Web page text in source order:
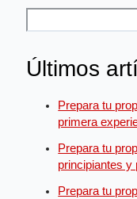
Últimos
Prepara tu
primera
Prepara tu
principiantes y
Prepara tu